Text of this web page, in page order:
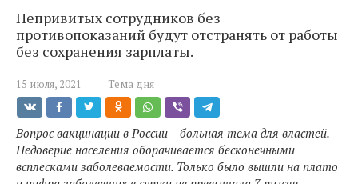
Непривитых сотрудников без
противопоказаний будут отстранять от работы
без сохранения зарплаты.
15 июля, 2021 Тема дня
Вопрос вакцинации в России – больная тема для властей.
Недоверие населения оборачивается бесконечными
всплесками заболеваемости. Только было вышли на плато